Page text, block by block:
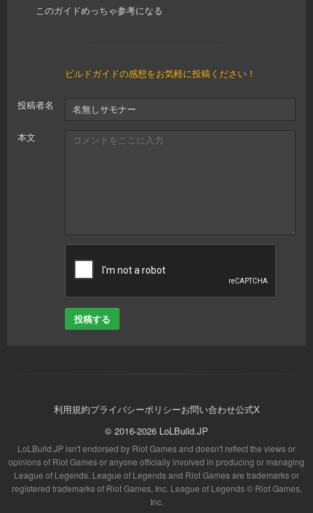
このガイドめっちゃ参考になる
ビルドガイドの感想をお気軽に投稿ください！
投稿者名
本文
投稿する
利用規約プライバシーポリシーお問い合わせ公式X
© 2016-2026 LoLBuild.JP
LoLBuild.JP isn't endorsed by Riot Games and doesn't reflect the views or
opinions of Riot Games or anyone officially involved in producing or managing
League of Legends. League of Legends and Riot Games are trademarks or
registered trademarks of Riot Games, Inc. League of Legends © Riot Games,
Inc.